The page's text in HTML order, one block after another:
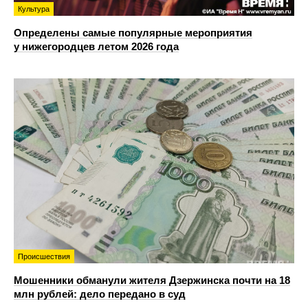
Культура
Определены самые популярные мероприятия
у нижегородцев летом 2026 года
Происшествия
Мошенники обманули жителя Дзержинска почти на 18
млн рублей: дело передано в суд